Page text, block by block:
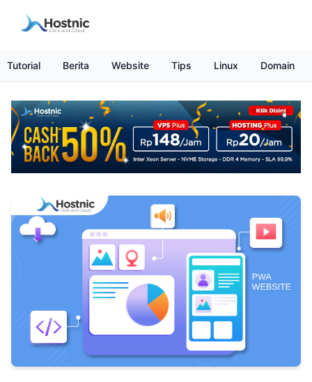
Tutorial Berita Website Tips Linux Domain